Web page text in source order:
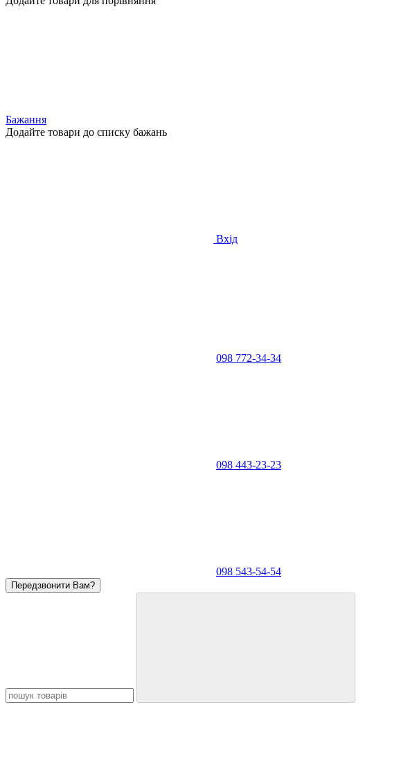
Бажання
Додайте товари до списку бажань
Вхід
098 772-34-34
098 443-23-23
098 543-54-54
Передзвонити Вам?